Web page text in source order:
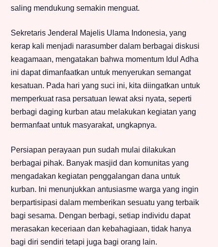
saling mendukung semakin menguat.
Sekretaris Jenderal Majelis Ulama Indonesia, yang
kerap kali menjadi narasumber dalam berbagai diskusi
keagamaan, mengatakan bahwa momentum Idul Adha
ini dapat dimanfaatkan untuk menyerukan semangat
kesatuan. Pada hari yang suci ini, kita diingatkan untuk
memperkuat rasa persatuan lewat aksi nyata, seperti
berbagi daging kurban atau melakukan kegiatan yang
bermanfaat untuk masyarakat, ungkapnya.
Persiapan perayaan pun sudah mulai dilakukan
berbagai pihak. Banyak masjid dan komunitas yang
mengadakan kegiatan penggalangan dana untuk
kurban. Ini menunjukkan antusiasme warga yang ingin
berpartisipasi dalam memberikan sesuatu yang terbaik
bagi sesama. Dengan berbagi, setiap individu dapat
merasakan keceriaan dan kebahagiaan, tidak hanya
bagi diri sendiri tetapi juga bagi orang lain.